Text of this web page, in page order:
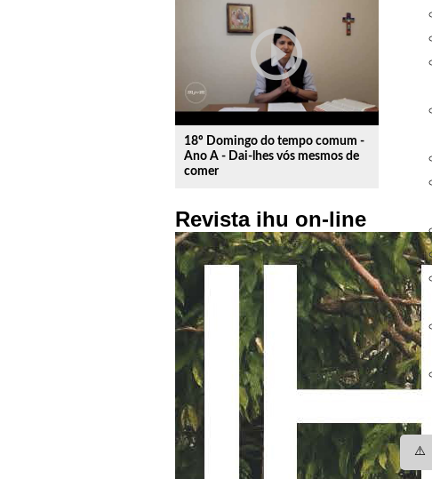
play_circle_outline
18º Domingo do tempo comum -
Ano A - Dai-lhes vós mesmos de
comer
Revista ihu on-line
⚠️